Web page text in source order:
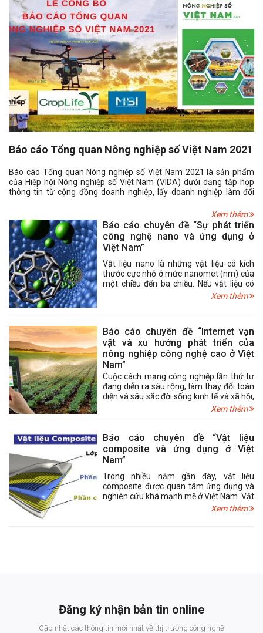
Báo cáo Tổng quan Nông nghiệp số Việt Nam 2021
Báo cáo Tổng quan Nông nghiệp số Việt Nam 2021 là sản phẩm
của Hiệp hội Nông nghiệp số Việt Nam (VIDA) dưới dạng tập hợp
thông tin từ cộng đồng doanh nghiệp, lấy doanh nghiệp làm đối
Xem thêm
Báo cáo chuyên đề “Sự phát triển
công nghệ nano và ứng dụng ở
Việt Nam”
Vật liệu nano là những vật liệu có kích
thước cực nhỏ ở mức nanomet (nm) của
một chiều đến ba chiều. Nếu vật liệu có
kích thước bằng hoặc nhỏ hơn 100 nm ở
ống nano carbon; ở ba chiều sẽ có cấu
trúc hình cầu như các hạt nano kim loại,…
Xem thêm
Báo cáo chuyên đề “Internet vạn
vật và xu hướng phát triển của
nông nghiệp công nghệ cao ở Việt
Nam”
Cuộc cách mạng công nghiệp lần thứ tư
đang diễn ra sâu rộng, làm thay đổi toàn
diện và sâu sắc đời sống kinh tế và xã hội,
trong đó có nông nghiệp. Sự phát triển
đổi, áp dụng các thành tựu công nghệ và
sản xuất nhằm nâng cao năng suất, chất
lượng sản phẩm và phát triển một cách
bền vững.
Xem thêm
Báo cáo chuyên đề “Vật liệu
composite và ứng dụng ở Việt
Nam”
Trong nhiều năm gần đây, vật liệu
composite được quan tâm ứng dụng và
nghiên cứu khá mạnh mẽ ở Việt Nam. Vật
liệu composite có tiềm năng và ứng dụng
Xem thêm
Đăng ký nhận bản tin online
Cập nhật các thông tin mới nhất về thị trường công nghệ